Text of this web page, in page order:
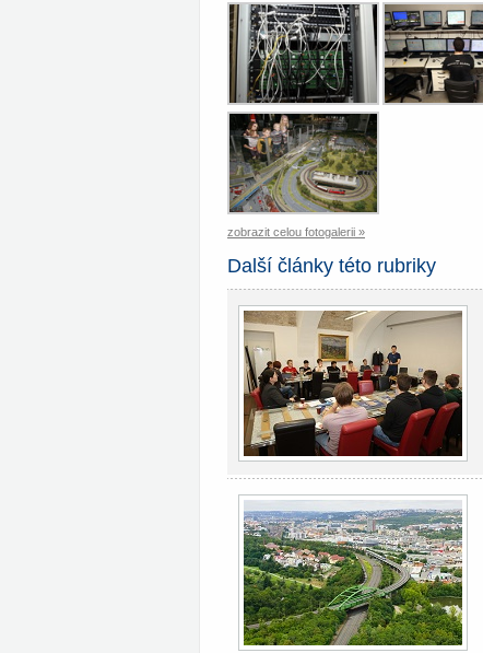
zobrazit celou fotogalerii »
Další články této rubriky